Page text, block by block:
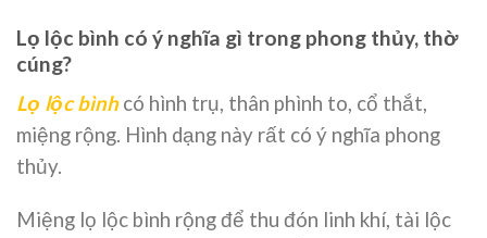
Lọ lộc bình có ý nghĩa gì trong phong thủy, thờ
cúng?
Lọ lộc bìnhcó hình trụ, thân phình to, cổ thắt,
miệng rộng. Hình dạng này rất có ý nghĩa phong
thủy.
Miệng lọ lộc bình rộng để thu đón linh khí, tài lộc